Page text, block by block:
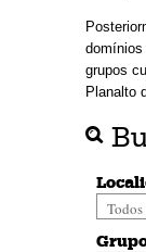
domínios
grupos
Planalto